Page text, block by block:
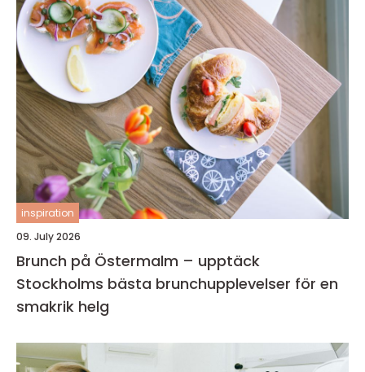
inspiration
09. July 2026
Brunch på Östermalm – upptäck
Stockholms bästa brunchupplevelser för en
smakrik helg